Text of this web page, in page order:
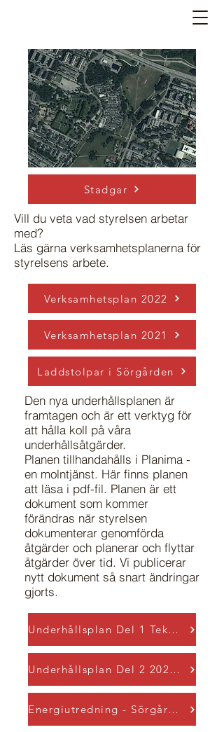
Stadgar
Vill du veta vad styrelsen arbetar
med?
Läs gärna verksamhetsplanerna för
styrelsens arbete.
Verksamhetsplan 2022
Verksamhetsplan 2021
Laddstolpar i Sörgården
Den nya underhållsplanen är
framtagen och är ett verktyg för
att hålla koll på våra
underhållsåtgärder.
Planen tillhandahålls i Planima -
en molntjänst. Här finns planen
att läsa i pdf-fil. Planen är ett
dokument som kommer
förändras när styrelsen
dokumenterar genomförda
åtgärder och planerar och flyttar
åtgärder över tid. Vi publicerar
nytt dokument så snart ändringar
gjorts.
Underhållsplan Del 1 Teknisk beskrivning
Underhållsplan Del 2 2023-03-10
Energiutredning - Sörgården